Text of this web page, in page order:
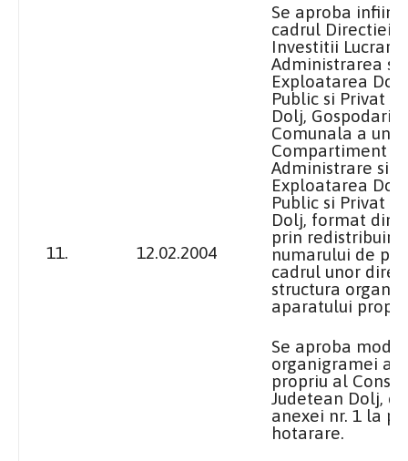
11. 12.02.2004
Se aproba
cadrul Directiei
Investitii Lucrari
Administrarea si
Exploatarea
Public si Privat
Dolj, Gospodarie
Comunala a unui
Compartiment
Administrare si
Exploatarea
Public si Privat
Dolj, format din
prin
numarului de
cadrul unor
structura
aparatului
Se aproba
organigramei
propriu al
Judetean Dolj,
anexei nr. 1 la
hotarare.